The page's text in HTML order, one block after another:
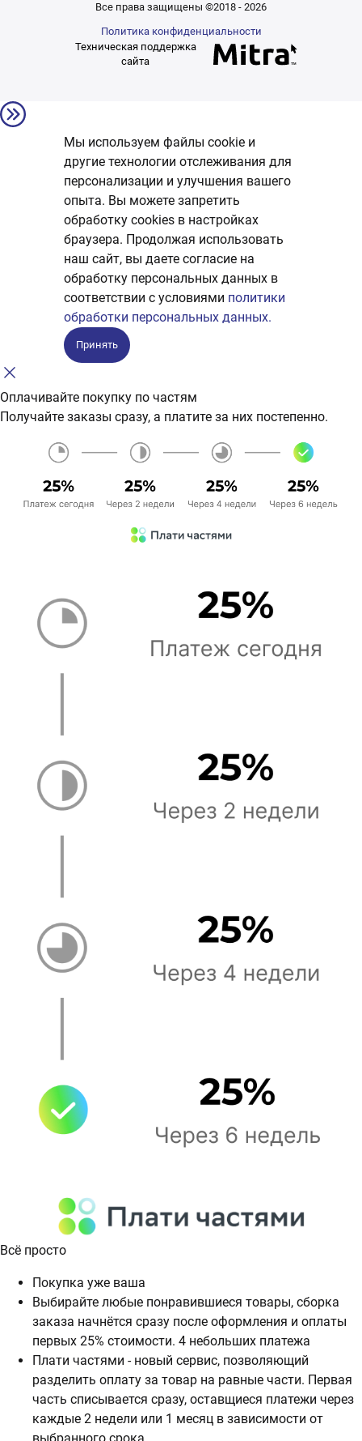
Все права защищены ©2018 - 2026
Политика конфиденциальности
Техническая поддержка
сайта
Мы используем файлы cookie и
другие технологии отслеживания для
персонализации и улучшения вашего
опыта. Вы можете запретить
обработку сookies в настройках
браузера. Продолжая использовать
наш сайт, вы даете согласие на
обработку персональных данных в
соответствии с условиями политики
обработки персональных данных.
Принять
Оплачивайте покупку по частям
Получайте заказы сразу, а платите за них постепенно.
Всё просто
Покупка уже ваша
Выбирайте любые понравившиеся товары, сборка
заказа начнётся сразу после оформления и оплаты
первых 25% стоимости. 4 небольших платежа
Плати частями - новый сервис, позволяющий
разделить оплату за товар на равные части. Первая
часть списывается сразу, оставщиеся платежи через
каждые 2 недели или 1 месяц в зависимости от